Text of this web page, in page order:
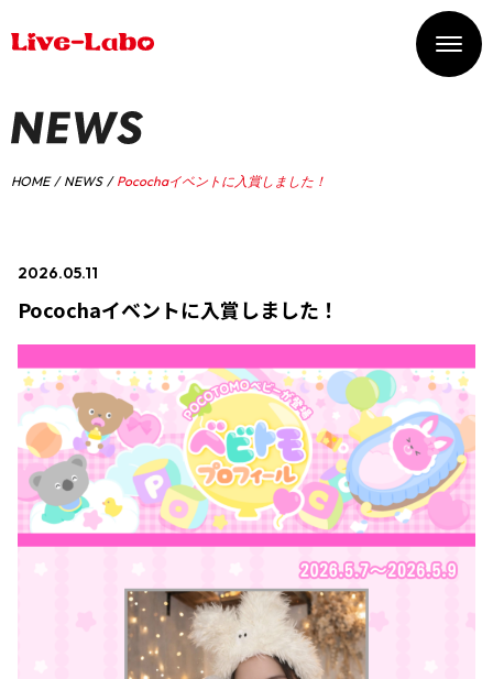
HOME NEWS Pocochaイベントに入賞しました！
2026.05.11
Pocochaイベントに入賞しました！